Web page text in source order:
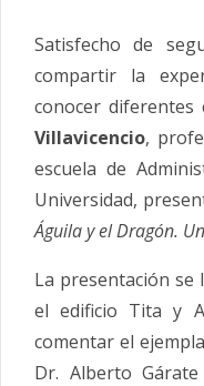
Satisfecho de
compartir la
conocer diferentes
Villavicencio,
escuela de
Universidad,
Águila y el Dragón.
La presentación se
el edificio Tita y
comentar el
Dr. Alberto